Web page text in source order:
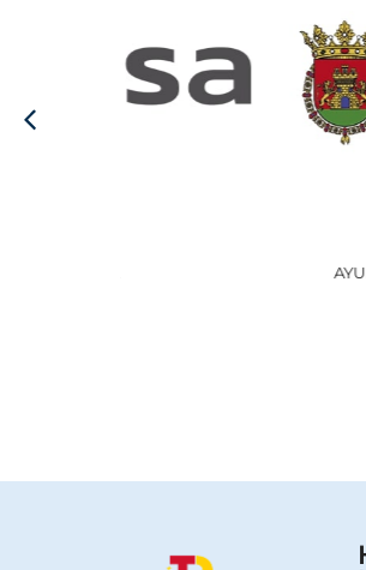
AYUNTAMIENTO DE